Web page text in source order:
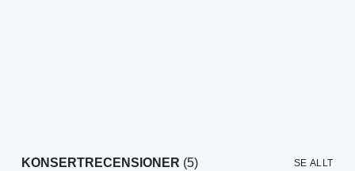
KONSERTRECENSIONER (5) SE ALLT